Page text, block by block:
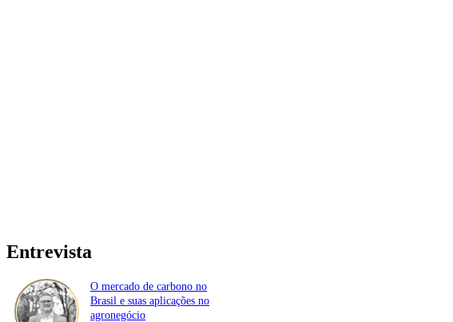
Entrevista
O mercado de carbono no
Brasil e suas aplicações no
agronegócio